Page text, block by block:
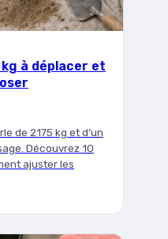
kg à déplacer et
de 2175 kg et d’un
Découvrez 10
ajuster les